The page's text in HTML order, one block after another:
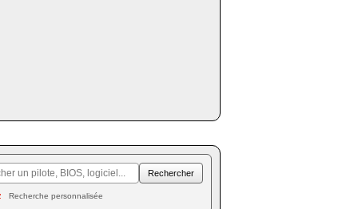
Recherche personnalisée